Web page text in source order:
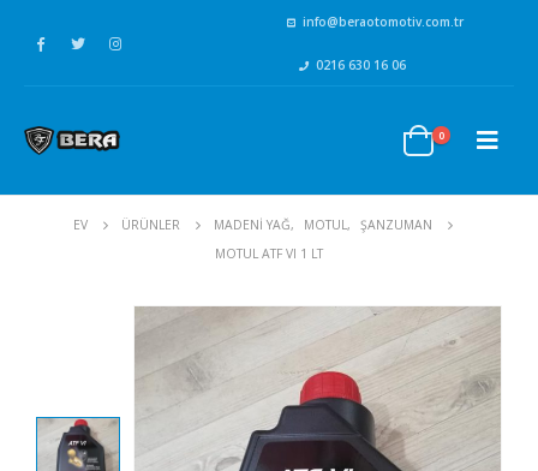
info@beraotomotiv.com.tr
0216 630 16 06
0
EV ÜRÜNLER MADENİ YAĞ, MOTUL,
ŞANZUMAN
MOTUL ATF VI 1 LT